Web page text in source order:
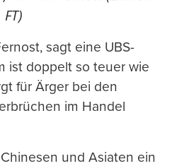
FT)
sagt eine UBS-
ist doppelt so teuer wie
für Ärger bei den
im Handel
und Asiaten ein